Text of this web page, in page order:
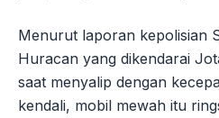
Menurut laporan kepolisian
Huracan yang dikendarai
saat menyalip dengan
kendali, mobil mewah itu